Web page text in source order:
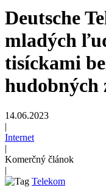
Deutsche
mladých
tisíckami
hudobných
14.06.2023
|
Internet
|
Komerčný článok
|
Telekom